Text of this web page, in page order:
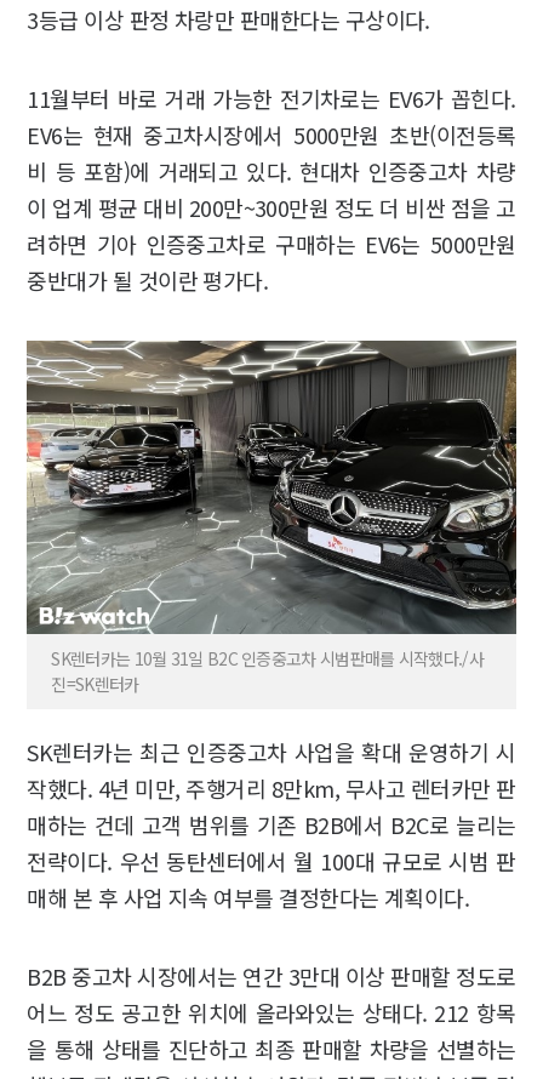
3등급 이상 판정 차랑만 판매한다는 구상이다.
11월부터 바로 거래 가능한 전기차로는 EV6가 꼽힌다.
EV6는 현재 중고차시장에서 5000만원 초반(이전등록
비 등 포함)에 거래되고 있다. 현대차 인증중고차 차량
이 업계 평균 대비 200만~300만원 정도 더 비싼 점을 고
려하면 기아 인증중고차로 구매하는 EV6는 5000만원
중반대가 될 것이란 평가다.
SK렌터카는 10월 31일 B2C 인증중고차 시범판매를 시작했다./사
진=SK렌터카
SK렌터카는 최근 인증중고차 사업을 확대 운영하기 시
작했다. 4년 미만, 주행거리 8만km, 무사고 렌터카만 판
매하는 건데 고객 범위를 기존 B2B에서 B2C로 늘리는
전략이다. 우선 동탄센터에서 월 100대 규모로 시범 판
매해 본 후 사업 지속 여부를 결정한다는 계획이다.
B2B 중고차 시장에서는 연간 3만대 이상 판매할 정도로
어느 정도 공고한 위치에 올라와있는 상태다. 212 항목
을 통해 상태를 진단하고 최종 판매할 차량을 선별하는